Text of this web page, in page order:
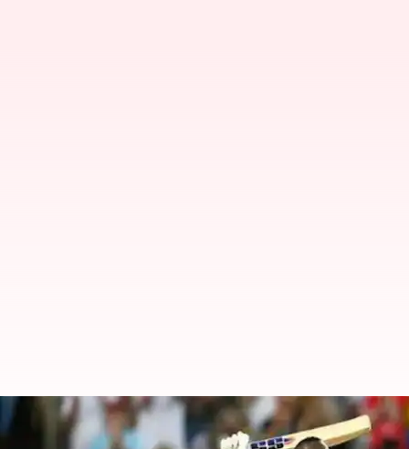
వెస్టిండీస్ టీ20 కెప్టెన్‌గా విధ్వంసకర